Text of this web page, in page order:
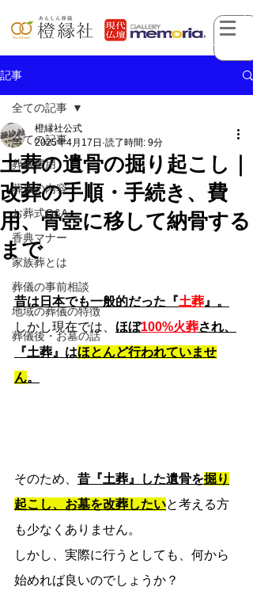
記事
全ての記事
葬儀費用
葬儀の内容
お葬式Q&A
香典マナー
家族葬とは
葬儀の事前相談
地域の葬儀の特徴
葬儀後・お墓の話
全ての記事
土葬の遺骨の掘り起こし｜
改葬の手順・手続き、費
用、骨壺に移して納骨する
まで
橙縁社公式
2025年4月17日 読了時間: 9分
昔は日本でも一般的だった『土葬 』。
しかし現在では、 ほぼ100%火葬され、
『土葬』はほとんど行われていませ
ん。
そのため、 昔『土葬』した遺骨を掘り
起こし、お墓を改葬したいと考える方
も少なくありません。
しかし、実際に行うとしても、何から
始めれば良いのでしょうか？